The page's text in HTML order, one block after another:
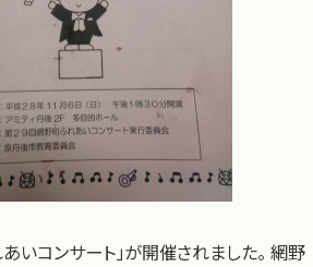
あいコンサート」が開催されました。 網野